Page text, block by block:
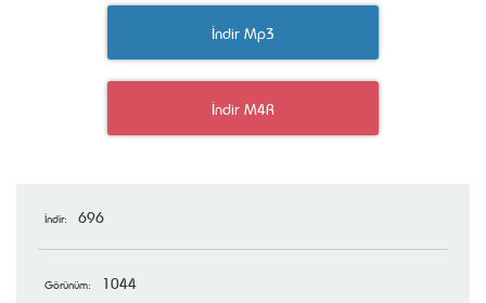
İndir Mp3
İndir M4R
İndir: 696
Görünüm: 1044